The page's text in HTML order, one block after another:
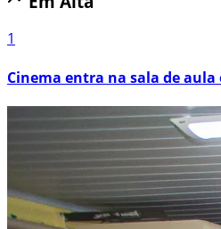
1
Cinema entra na sala de